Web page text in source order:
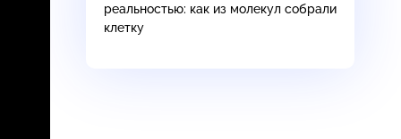
реальностью: как из молекул собрали
клетку